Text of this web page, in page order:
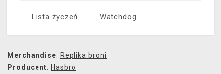
Lista życzeń Watchdog
Merchandise: Replika broni
Producent: Hasbro